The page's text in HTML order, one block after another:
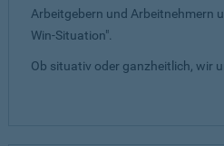
Arbeitgebern und Arbeitnehmern
Win-Situation".
Ob situativ oder ganzheitlich, wir